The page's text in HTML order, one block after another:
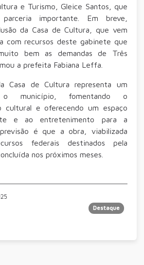
e Turismo, Gleice Santos, que
importante. Em breve,
da Casa de Cultura, que vem
com recursos deste gabinete que
bem as demandas de Três
a prefeita Fabiana Leffa.
Casa de Cultura representa um
município, fomentando o
cultural e oferecendo um espaço
e ao entretenimento para a
é que a obra, viabilizada
federais destinados pela
nos próximos meses.
Destaque